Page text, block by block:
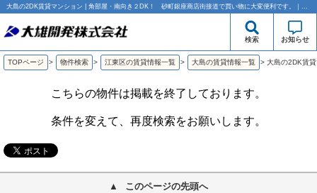
大島の2DK賃貸マンション | 角部屋・南向き２DK！ 砂町銀座商店街接道で買い物に大変便利です。｜大雄開発株式会社
検索 お知らせ
TOPページ > 物件検索 > 江東区の賃貸情報一覧 > 大島の賃貸情報一覧 > 大島の2DK賃
こちらの物件は掲載を終了しております。
条件を変えて、再度検索をお願いします。
このページの先頭へ